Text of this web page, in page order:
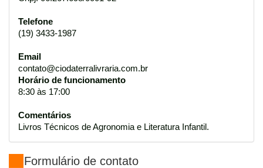
Telefone
(19) 3433-1987
Email
contato@ciodaterralivraria.com.br
Horário de funcionamento
8:30 às 17:00
Comentários
Livros Técnicos de Agronomia e Literatura Infantil.
Formulário de contato